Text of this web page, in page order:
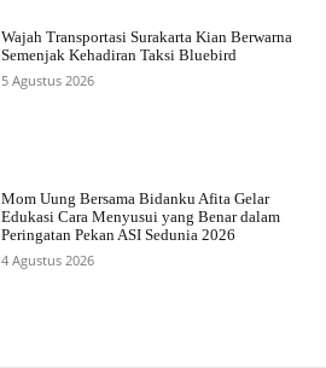
Wajah Transportasi Surakarta Kian Berwarna
Semenjak Kehadiran Taksi Bluebird
5 Agustus 2026
Mom Uung Bersama Bidanku Afita Gelar
Edukasi Cara Menyusui yang Benar dalam
Peringatan Pekan ASI Sedunia 2026
4 Agustus 2026